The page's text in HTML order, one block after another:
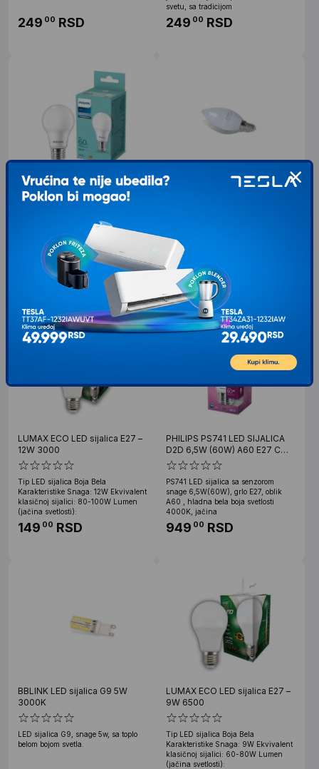
249 00 RSD
svetu, sa tradicijom
249 00 RSD
PHILIPS LED Sijalica E27
8W/60W 806lm 6500K A60
Karakteristike Grlo: E27 Boja svetlosti:
6500K Jačina (snaga): 8W Napon:
220V Lumen: 806lm Mogućnost
prigušivanja:
00RSD
BBLINK LED sijalica S11 C37
Karakteristike Model / Tip: C37
Nazivni Napon: 220-240 V AC Tip
Grla: E 14 Nazivna Snaga:
19900RSD
LUMAX ECO LED sijalica E27 –
12W 3000
Tip LED sijalica Boja Bela
Karakteristike Snaga: 12W Ekvivalent
klasičnoj sijalici: 80-100W Lumen
(jačina svetlosti):
149 00 RSD
PHILIPS PS741 LED SIJALICA
D2D 6,5W (60W) A60 E27 CW
4000K FR ND SRT4
PS741 LED sijalica sa senzorom
snage 6,5W(60W), grlo E27, oblik
A60 , hladna bela boja svetlosti
4000K, jačina
949 00 RSD
BBLINK LED sijalica G9 5W
3000K
LED sijalica G9, snage 5w, sa toplo
belom bojom svetla.
LUMAX ECO LED sijalica E27 –
9W 6500
Tip LED sijalica Boja Bela
Karakteristike Snaga: 9W Ekvivalent
klasičnoj sijalici: 60-80W Lumen
(jačina svetlosti):